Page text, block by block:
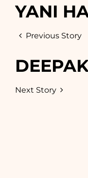
YANI
Previous Story
Next Story